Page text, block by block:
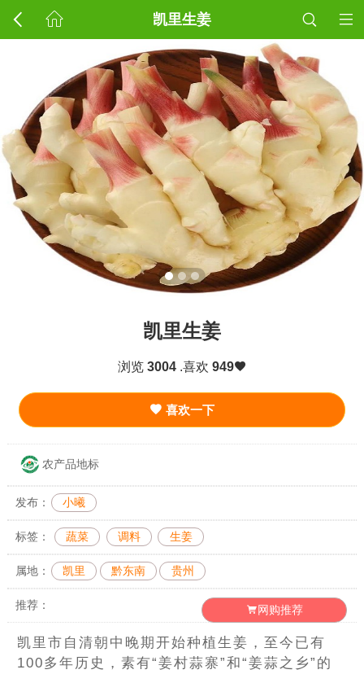
凯里生姜
凯里生姜
浏览 3004.喜欢 949
喜欢一下
农产品地标
发布： 小曦
标签： 蔬菜 调料 生姜
属地： 凯里 黔东南 贵州
推荐： 网购推荐
凯里市自清朝中晚期开始种植生姜，至今已有
100多年历史，素有“姜村蒜寨”和“姜蒜之乡”的